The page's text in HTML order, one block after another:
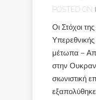
POSTED ON
Οι Στόχοι
μέτωπα –
στην
σιωνιστική